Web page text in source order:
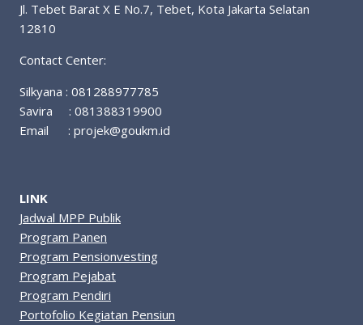
Jl. Tebet Barat X E No.7, Tebet, Kota Jakarta Selatan
12810
Contact Center:
Silkyana : 081288977785
Savira : 081388319900
Email : projek@goukm.id
LINK
Jadwal MPP Publik
Program Panen
Program Pensionvesting
Program Pejabat
Program Pendiri
Portofolio Kegiatan Pensiun